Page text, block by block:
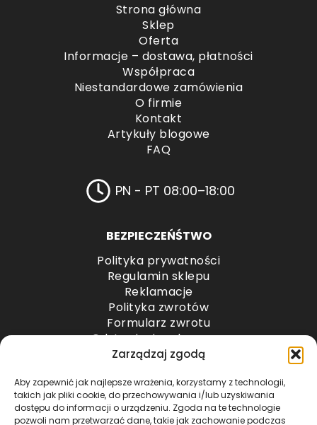
Zarządzaj zgodą
Aby zapewnić jak najlepsze wrażenia, korzystamy z technologii,
takich jak pliki cookie, do przechowywania i/lub uzyskiwania
dostępu do informacji o urządzeniu. Zgoda na te technologie
pozwoli nam przetwarzać dane, takie jak zachowanie podczas
Strona główna
Sklep
Oferta
Informacje – dostawa, płatności
Współpraca
Niestandardowe zamówienia
O firmie
Kontakt
Artykuły blogowe
FAQ
PN - PT 08:00–18:00
BEZPIECZEŃŚTWO
Polityka prywatności
Regulamin sklepu
Reklamacje
Polityka zwrotów
Formularz zwrotu
Odstąpienie od umowy
Odstąpienie od umowy – przesyłki paletowe
METODY PŁATNOŚCI